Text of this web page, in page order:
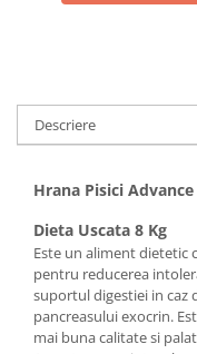
Descriere
Hrana Pisici
Dieta Uscata 8 Kg
Este un aliment dietetic
pentru reducerea
suportul digestiei in caz
pancreasului exocrin.
mai buna calitate si